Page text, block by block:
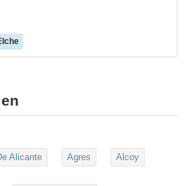
Alicante Agres Alcoy